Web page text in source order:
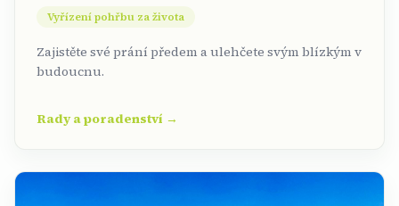
Vyřízení pohřbu za života
Zajistěte své prání předem a ulehčete svým blízkým v
budoucnu.
Rady a poradenství →